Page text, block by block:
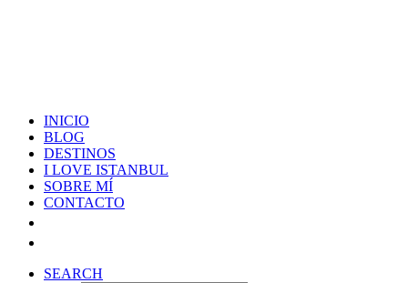
INICIO
BLOG
DESTINOS
I LOVE ISTANBUL
SOBRE MÍ
CONTACTO
SEARCH